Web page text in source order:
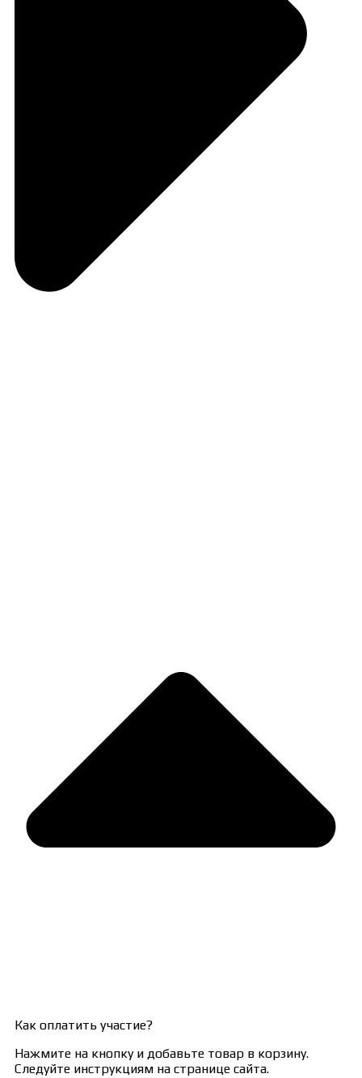
Как оплатить участие?
Нажмите на кнопку и добавьте товар в корзину.
Следуйте инструкциям на странице сайта.